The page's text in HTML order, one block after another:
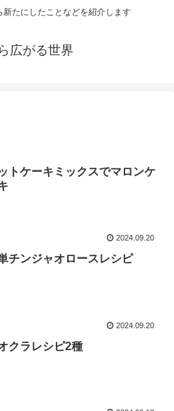
たにしたことなどを紹介します
広がる世界
トケーキミックスでマロンケ
2024.09.20
チンジャオロースレシピ
2024.09.20
クラレシピ2種